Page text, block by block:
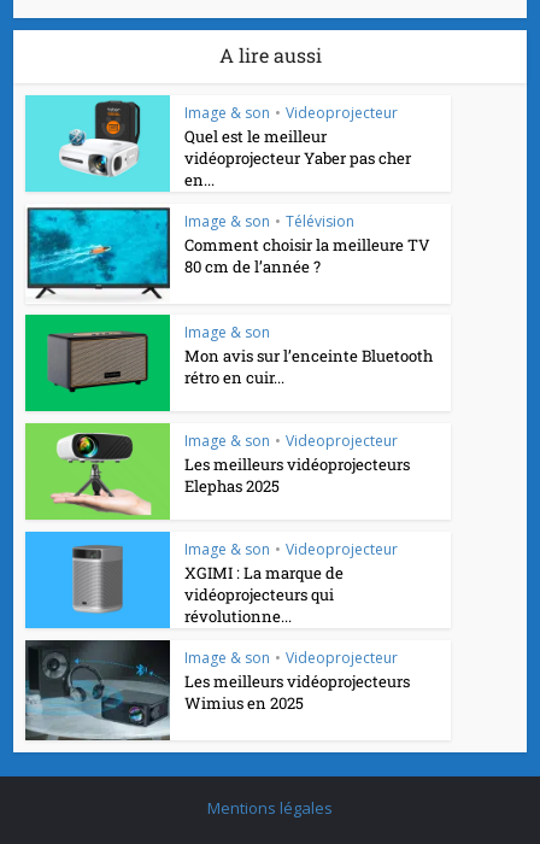
A lire aussi
Image & son • Videoprojecteur
Quel est le meilleur
vidéoprojecteur Yaber pas cher
en...
Image & son • Télévision
Comment choisir la meilleure TV
80 cm de l’année ?
Image & son
Mon avis sur l’enceinte Bluetooth
rétro en cuir...
Image & son • Videoprojecteur
Les meilleurs vidéoprojecteurs
Elephas 2025
Image & son • Videoprojecteur
XGIMI : La marque de
vidéoprojecteurs qui
révolutionne...
Image & son • Videoprojecteur
Les meilleurs vidéoprojecteurs
Wimius en 2025
Mentions légales